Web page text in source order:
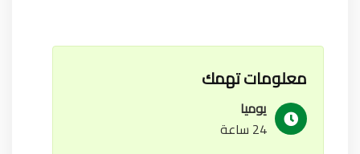
معلومات تهمك
يوميا
24 ساعة